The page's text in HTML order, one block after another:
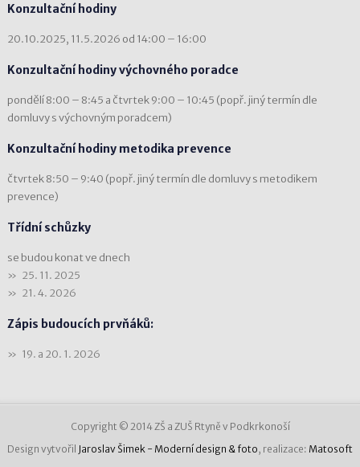
Konzultační hodiny
20.10.2025, 11.5.2026 od 14:00 – 16:00
Konzultační hodiny výchovného poradce
pondělí 8:00 – 8:45 a čtvrtek 9:00 – 10:45 (popř. jiný termín dle
domluvy s výchovným poradcem)
Konzultační hodiny metodika prevence
čtvrtek 8:50 – 9:40 (popř. jiný termín dle domluvy s metodikem
prevence)
Třídní schůzky
se budou konat ve dnech
25. 11. 2025
21. 4. 2026
Zápis budoucích prvňáků:
19. a 20. 1. 2026
Copyright © 2014 ZŠ a ZUŠ Rtyně v Podkrkonoší
Design vytvořil Jaroslav Šimek - Moderní design & foto, realizace: Matosoft